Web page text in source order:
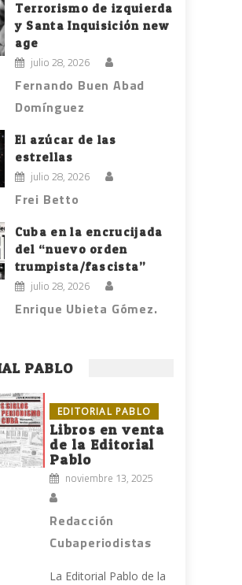
Terrorismo de izquierda
y Santa Inquisición new
age
julio 28, 2026
Fernando Buen Abad
Domínguez
El azúcar de las
estrellas
julio 28, 2026
Frei Betto
Cuba en la encrucijada
del “nuevo orden
trumpista/fascista”
julio 28, 2026
Enrique Ubieta Gómez.
PABLO
EDITORIAL PABLO
Libros en venta
de la Editorial
Pablo
noviembre 13, 2025
Redacción
Cubaperiodistas
La Editorial Pablo de la